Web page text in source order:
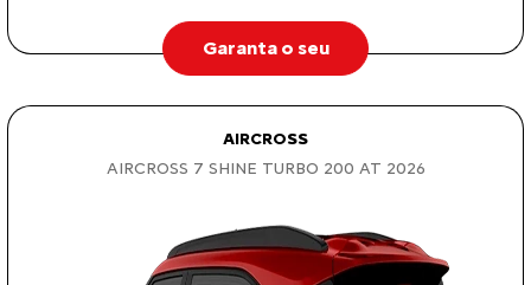
Garanta o seu
AIRCROSS
AIRCROSS 7 SHINE TURBO 200 AT 2026